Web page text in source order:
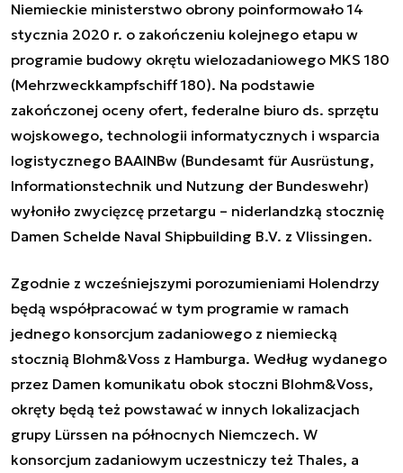
Niemieckie ministerstwo obrony poinformowało 14
stycznia 2020 r. o zakończeniu kolejnego etapu w
programie budowy okrętu wielozadaniowego MKS 180
(Mehrzweckkampfschiff 180). Na podstawie
zakończonej oceny ofert, federalne biuro ds. sprzętu
wojskowego, technologii informatycznych i wsparcia
logistycznego BAAINBw (Bundesamt für Ausrüstung,
Informationstechnik und Nutzung der Bundeswehr)
wyłoniło zwycięzcę przetargu – niderlandzką stocznię
Damen Schelde Naval Shipbuilding B.V. z Vlissingen.
Zgodnie z wcześniejszymi porozumieniami Holendrzy
będą współpracować w tym programie w ramach
jednego konsorcjum zadaniowego z niemiecką
stocznią Blohm&Voss z Hamburga. Według wydanego
przez Damen komunikatu obok stoczni Blohm&Voss,
okręty będą też powstawać w innych lokalizacjach
grupy Lürssen na północnych Niemczech. W
konsorcjum zadaniowym uczestniczy też Thales, a